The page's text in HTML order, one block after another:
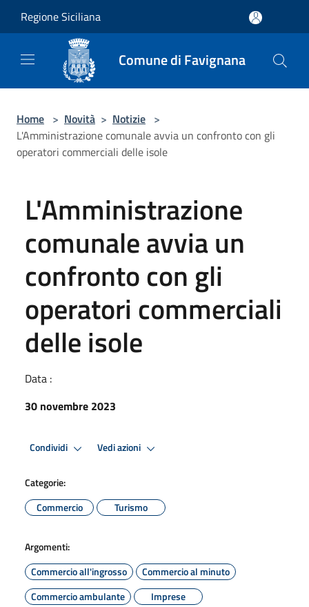
Regione Siciliana
Comune di Favignana
Home > Novità > Notizie >
L'Amministrazione comunale avvia un confronto con gli
operatori commerciali delle isole
L'Amministrazione
comunale avvia un
confronto con gli
operatori commerciali
delle isole
Data :
30 novembre 2023
Condividi Vedi azioni
Categorie:
Commercio
Turismo
Argomenti:
Commercio all'ingrosso
Commercio al minuto
Commercio ambulante
Imprese